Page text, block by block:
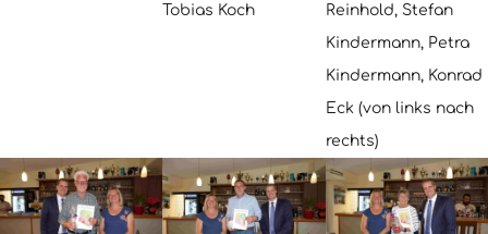
Tobias Koch
Reinhold, Stefan
Kindermann, Petra
Kindermann, Konrad
Eck (von links nach
rechts)